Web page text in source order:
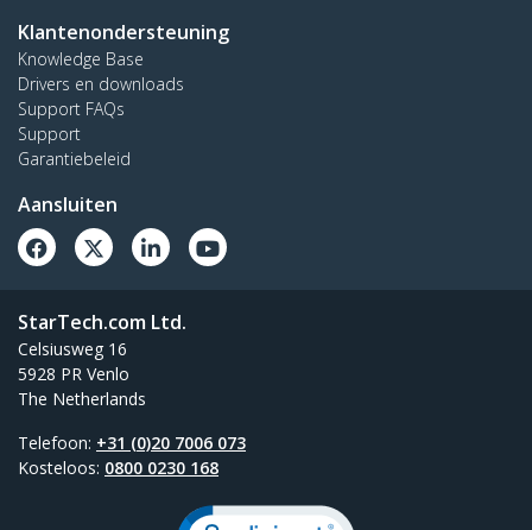
Klantenondersteuning
Knowledge Base
Drivers en downloads
Support FAQs
Support
Garantiebeleid
Aansluiten
StarTech.com Ltd.
Celsiusweg 16
5928 PR Venlo
The Netherlands
Telefoon: +31 (0)20 7006 073
Kosteloos: 0800 0230 168